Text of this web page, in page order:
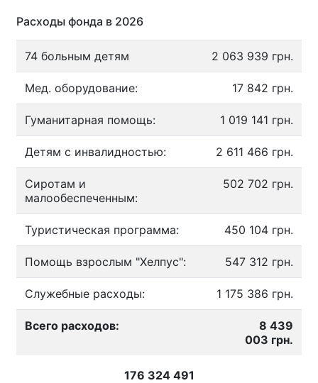
Расходы фонда в 2026
74 больным детям 2 063 939 грн.
Мед. оборудование: 17 842 грн.
Гуманитарная помощь: 1 019 141 грн.
Детям с инвалидностью: 2 611 466 грн.
Сиротам и
малообеспеченным:
502 702 грн.
Туристическая программа: 450 104 грн.
Помощь взрослым "Хелпус": 547 312 грн.
Служебные расходы: 1 175 386 грн.
Всего расходов:
8 439
003 грн.
176 324 491